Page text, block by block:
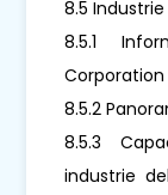
8.5
8.5.1
Corporation
8.5.2
8.5.3
industrie